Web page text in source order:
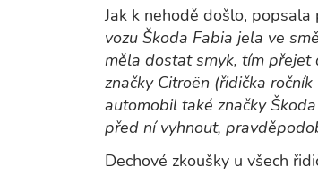
Jak k nehodě došlo,
vozu Škoda Fabia jela ve
měla dostat smyk, tím
značky Citroën (řidička
automobil také značky
před ní vyhnout,
Dechové zkoušky u všech